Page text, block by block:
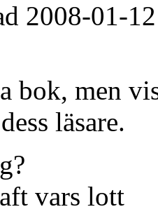
2008-01-12
bok, men
läsare.
vars lott